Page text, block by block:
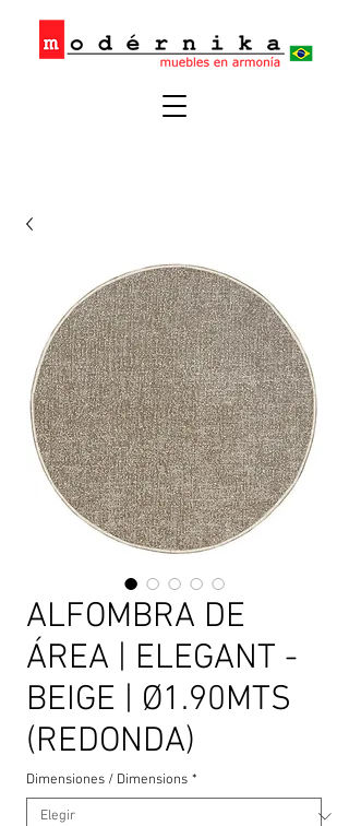
ALFOMBRA DE
ÁREA | ELEGANT -
BEIGE | Ø1.90MTS
(REDONDA)
Dimensiones / Dimensions *